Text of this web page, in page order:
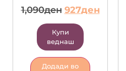
1,090ден 927ден
Купи
веднаш
Додади во